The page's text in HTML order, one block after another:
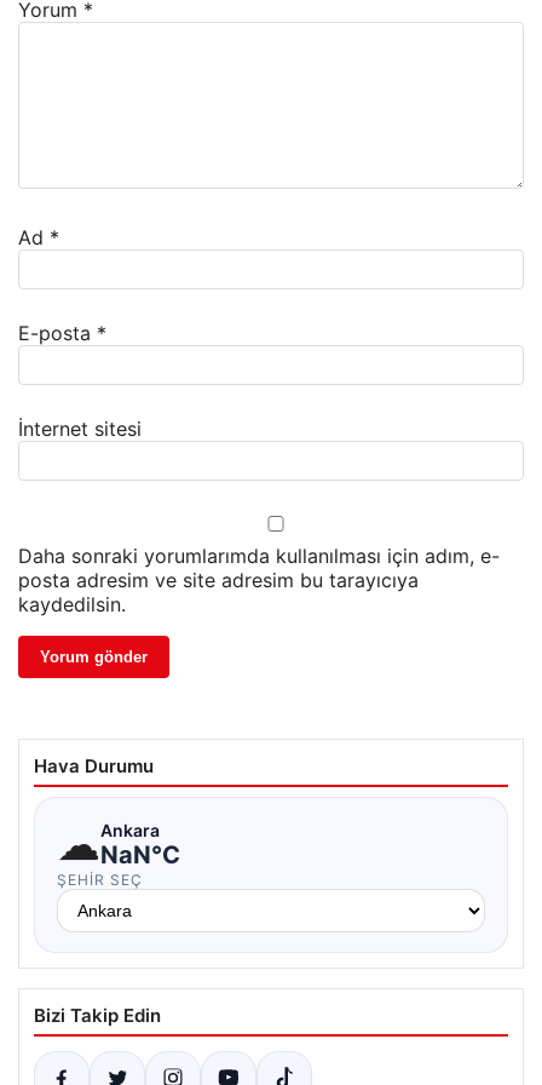
Yorum *
Ad *
E-posta *
İnternet sitesi
Daha sonraki yorumlarımda kullanılması için adım, e-
posta adresim ve site adresim bu tarayıcıya
kaydedilsin.
Hava Durumu
☁Ankara
NaN°C
ŞEHIR SEÇ
Bizi Takip Edin